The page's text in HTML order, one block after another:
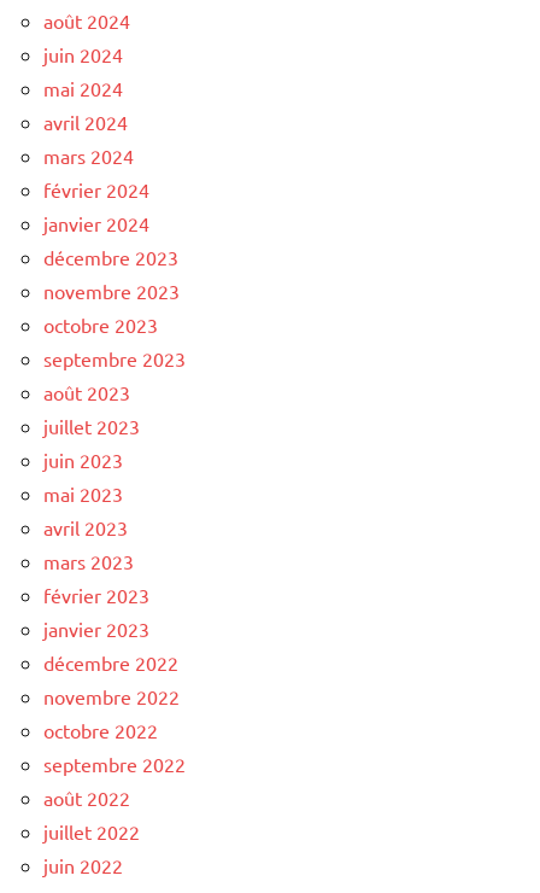
août 2024
juin 2024
mai 2024
avril 2024
mars 2024
février 2024
janvier 2024
décembre 2023
novembre 2023
octobre 2023
septembre 2023
août 2023
juillet 2023
juin 2023
mai 2023
avril 2023
mars 2023
février 2023
janvier 2023
décembre 2022
novembre 2022
octobre 2022
septembre 2022
août 2022
juillet 2022
juin 2022